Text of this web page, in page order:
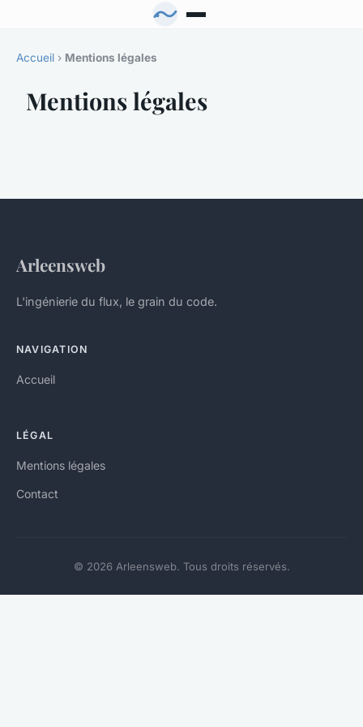
Accueil › Mentions légales
Mentions légales
Arleensweb
L'ingénierie du flux, le grain du code.
NAVIGATION
Accueil
LÉGAL
Mentions légales
Contact
© 2026 Arleensweb. Tous droits réservés.